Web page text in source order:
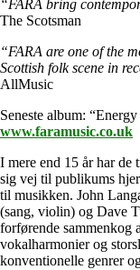
“FARA bring
The Scotsman
“FARA are one of the
Scottish folk scene in
AllMusic
Seneste album:
www.faramusic.co.uk
I mere end 15 år har de
sig vej til publikums
til musikken. John
(sang, violin) og Dave
forførende sammenkog
vokalharmonier og
konventionelle genrer